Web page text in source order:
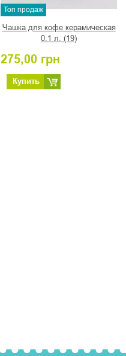
Топ продаж
Чашка для кофе керамическая
0.1 л, (19)
275,00 грн
Купить